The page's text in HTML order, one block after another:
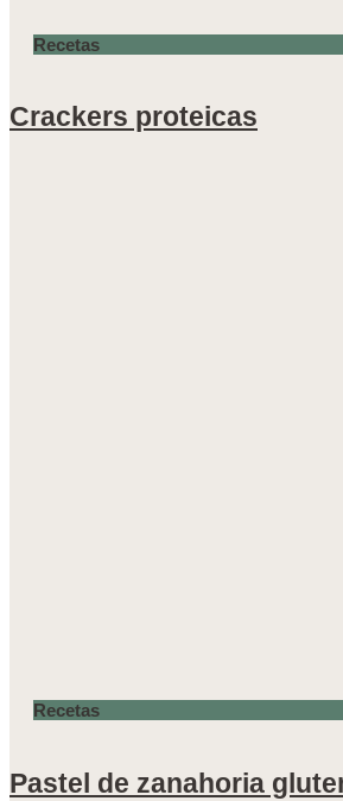
Recetas
Crackers proteicas
Recetas
Pastel de zanahoria